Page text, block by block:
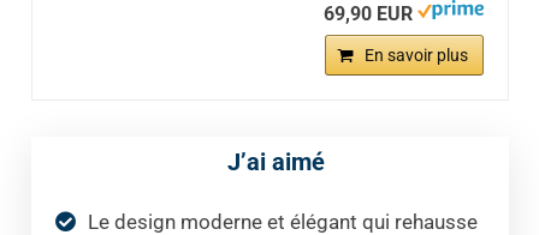
69,90 EUR
En savoir plus
J’ai aimé
Le design moderne et élégant qui rehausse